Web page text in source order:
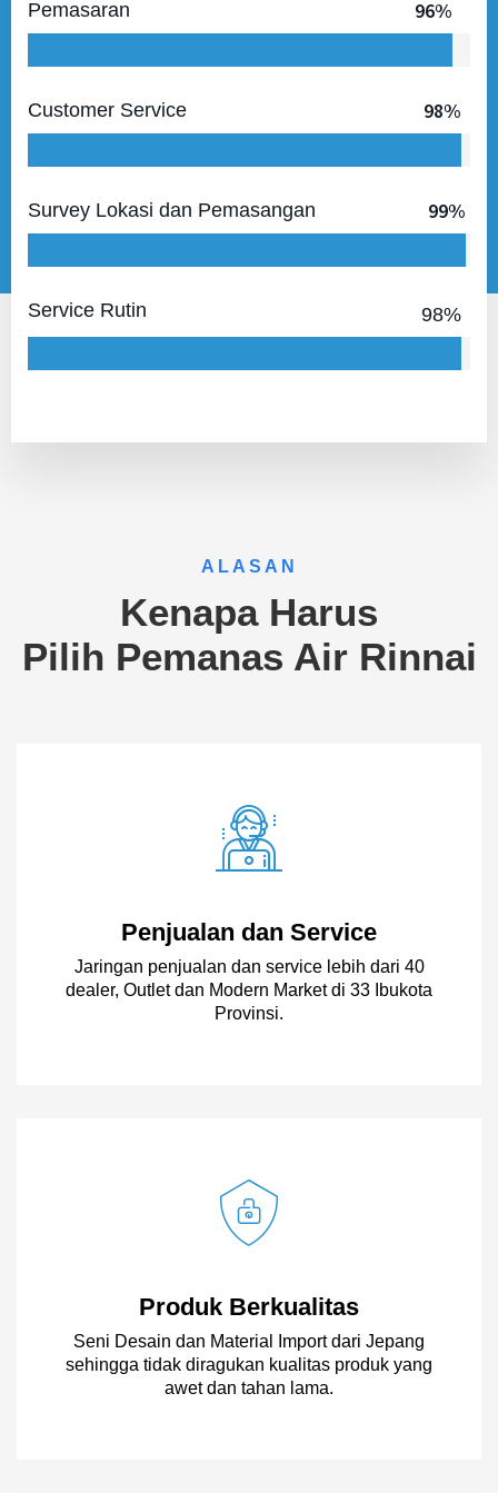
Pemasaran 96%
Customer Service 98%
Survey Lokasi dan Pemasangan 99%
Service Rutin 98%
ALASAN
Kenapa Harus
Pilih Pemanas Air Rinnai
Penjualan dan Service
Jaringan penjualan dan service lebih dari 40
dealer, Outlet dan Modern Market di 33 Ibukota
Provinsi.
Produk Berkualitas
Seni Desain dan Material Import dari Jepang
sehingga tidak diragukan kualitas produk yang
awet dan tahan lama.